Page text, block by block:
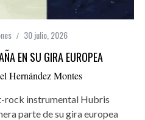
30 julio, 2026
EN SU GIRA EUROPEA
Hernández Montes
rock instrumental Hubris
parte de su gira europea